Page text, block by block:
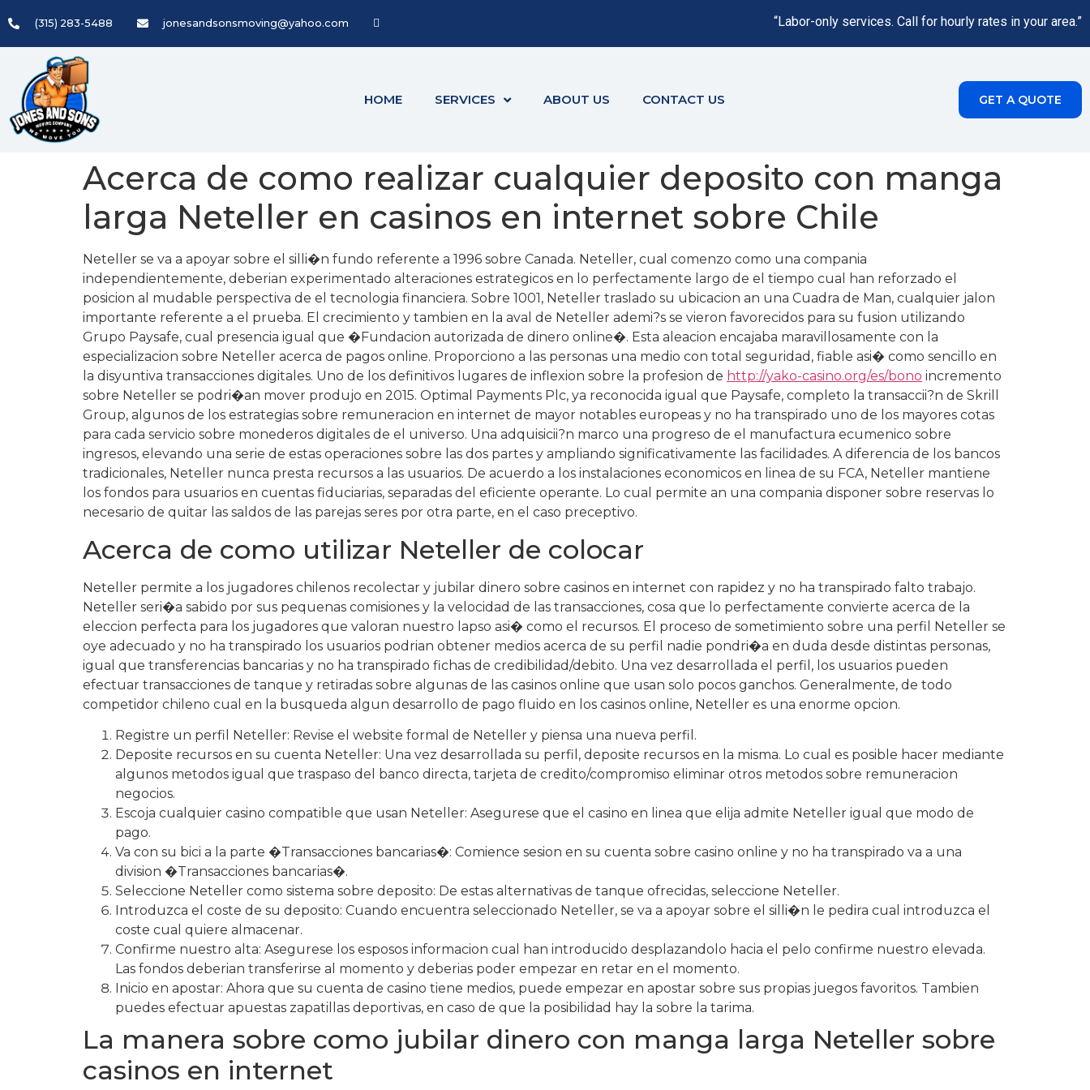
(315) 283-5488 jonesandsonsmoving@yahoo.com “Labor-only services. Call for hourly rates in your area.”
HOME SERVICES ABOUT US CONTACT US GET A QUOTE
Acerca de como realizar cualquier deposito con manga
larga Neteller en casinos en internet sobre Chile
Neteller se va a apoyar sobre el silli�n fundo referente a 1996 sobre Canada. Neteller, cual comenzo como una compania
independientemente, deberian experimentado alteraciones estrategicos en lo perfectamente largo de el tiempo cual han reforzado el
posicion al mudable perspectiva de el tecnologia financiera. Sobre 1001, Neteller traslado su ubicacion an una Cuadra de Man, cualquier jalon
importante referente a el prueba. El crecimiento y tambien en la aval de Neteller ademi?s se vieron favorecidos para su fusion utilizando
Grupo Paysafe, cual presencia igual que �Fundacion autorizada de dinero online�. Esta aleacion encajaba maravillosamente con la
especializacion sobre Neteller acerca de pagos online. Proporciono a las personas una medio con total seguridad, fiable asi� como sencillo en
la disyuntiva transacciones digitales. Uno de los definitivos lugares de inflexion sobre la profesion de http://yako-casino.org/es/bono incremento
sobre Neteller se podri�an mover produjo en 2015. Optimal Payments Plc, ya reconocida igual que Paysafe, completo la transaccii?n de Skrill
Group, algunos de los estrategias sobre remuneracion en internet de mayor notables europeas y no ha transpirado uno de los mayores cotas
para cada servicio sobre monederos digitales de el universo. Una adquisicii?n marco una progreso de el manufactura ecumenico sobre
ingresos, elevando una serie de estas operaciones sobre las dos partes y ampliando significativamente las facilidades. A diferencia de los bancos
tradicionales, Neteller nunca presta recursos a las usuarios. De acuerdo a los instalaciones economicos en linea de su FCA, Neteller mantiene
los fondos para usuarios en cuentas fiduciarias, separadas del eficiente operante. Lo cual permite an una compania disponer sobre reservas lo
necesario de quitar las saldos de las parejas seres por otra parte, en el caso preceptivo.
Acerca de como utilizar Neteller de colocar
Neteller permite a los jugadores chilenos recolectar y jubilar dinero sobre casinos en internet con rapidez y no ha transpirado falto trabajo.
Neteller seri�a sabido por sus pequenas comisiones y la velocidad de las transacciones, cosa que lo perfectamente convierte acerca de la
eleccion perfecta para los jugadores que valoran nuestro lapso asi� como el recursos. El proceso de sometimiento sobre una perfil Neteller se
oye adecuado y no ha transpirado los usuarios podrian obtener medios acerca de su perfil nadie pondri�a en duda desde distintas personas,
igual que transferencias bancarias y no ha transpirado fichas de credibilidad/debito. Una vez desarrollada el perfil, los usuarios pueden
efectuar transacciones de tanque y retiradas sobre algunas de las casinos online que usan solo pocos ganchos. Generalmente, de todo
competidor chileno cual en la busqueda algun desarrollo de pago fluido en los casinos online, Neteller es una enorme opcion.
Registre un perfil Neteller: Revise el website formal de Neteller y piensa una nueva perfil.
Deposite recursos en su cuenta Neteller: Una vez desarrollada su perfil, deposite recursos en la misma. Lo cual es posible hacer mediante
algunos metodos igual que traspaso del banco directa, tarjeta de credito/compromiso eliminar otros metodos sobre remuneracion
negocios.
Escoja cualquier casino compatible que usan Neteller: Asegurese que el casino en linea que elija admite Neteller igual que modo de
pago.
Va con su bici a la parte �Transacciones bancarias�: Comience sesion en su cuenta sobre casino online y no ha transpirado va a una
division �Transacciones bancarias�.
Seleccione Neteller como sistema sobre deposito: De estas alternativas de tanque ofrecidas, seleccione Neteller.
Introduzca el coste de su deposito: Cuando encuentra seleccionado Neteller, se va a apoyar sobre el silli�n le pedira cual introduzca el
coste cual quiere almacenar.
Confirme nuestro alta: Asegurese los esposos informacion cual han introducido desplazandolo hacia el pelo confirme nuestro elevada.
Las fondos deberian transferirse al momento y deberias poder empezar en retar en el momento.
Inicio en apostar: Ahora que su cuenta de casino tiene medios, puede empezar en apostar sobre sus propias juegos favoritos. Tambien
puedes efectuar apuestas zapatillas deportivas, en caso de que la posibilidad hay la sobre la tarima.
La manera sobre como jubilar dinero con manga larga Neteller sobre
casinos en internet